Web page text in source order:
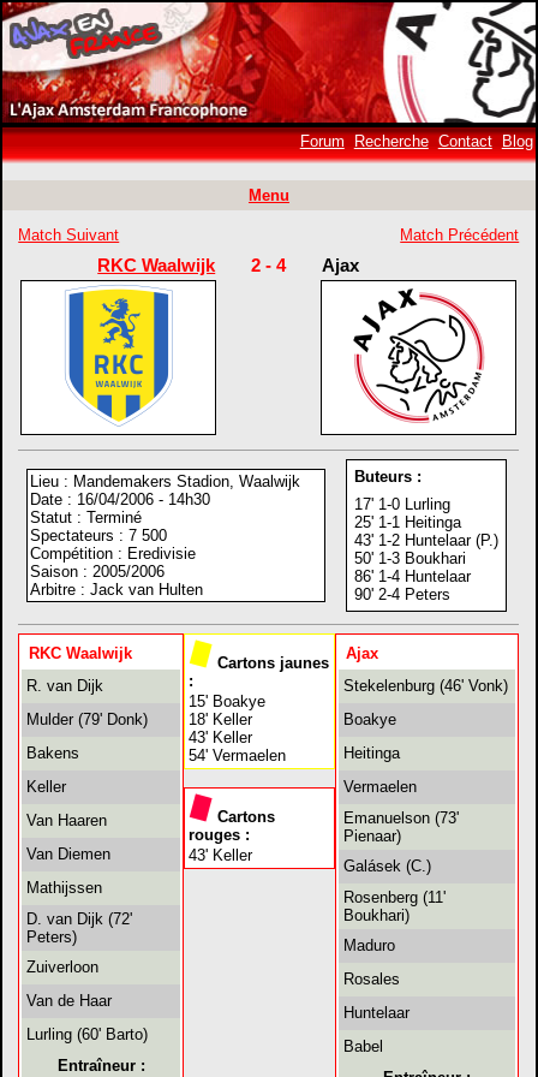
Forum Recherche Contact Blog
Menu
Match Suivant Match Précédent
RKC Waalwijk 2 - 4 Ajax
Lieu : Mandemakers Stadion, Waalwijk
Date : 16/04/2006 - 14h30
Statut : Terminé
Spectateurs : 7 500
Compétition : Eredivisie
Saison : 2005/2006
Arbitre : Jack van Hulten
Buteurs :
17' 1-0 Lurling
25' 1-1 Heitinga
43' 1-2 Huntelaar (P.)
50' 1-3 Boukhari
86' 1-4 Huntelaar
90' 2-4 Peters
RKC Waalwijk
R. van Dijk
Mulder (79' Donk)
Bakens
Keller
Van Haaren
Van Diemen
Mathijssen
D. van Dijk (72'
Peters)
Zuiverloon
Van de Haar
Lurling (60' Barto)
Entraîneur :
Cartons jaunes
:
15' Boakye
18' Keller
43' Keller
54' Vermaelen
Cartons
rouges :
43' Keller
Ajax
Stekelenburg (46' Vonk)
Boakye
Heitinga
Vermaelen
Emanuelson (73'
Pienaar)
Galásek (C.)
Rosenberg (11'
Boukhari)
Maduro
Rosales
Huntelaar
Babel